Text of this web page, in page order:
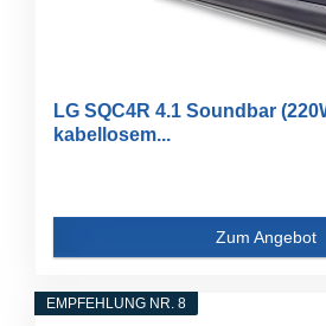
LG SQC4R 4.1 Soundbar
kabellosem...
Zum Angebot
EMPFEHLUNG NR. 8